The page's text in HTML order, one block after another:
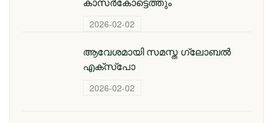
2026-02-02
ആവേശമായി സമസ്ത ഗ്ലോബല്‍
എക്‌സ്‌പോ
2026-02-02